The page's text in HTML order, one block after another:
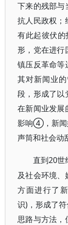
下来的残部与
抗人民政权；
有此起彼伏
形，党在进行
镇压反革命等
其对新闻业
段，形成了以
在新闻业发展
影响④，新闻
声筒和社会动
直到 20世
及社会环境、
方面进行了
识)，形成了
思路与方法，